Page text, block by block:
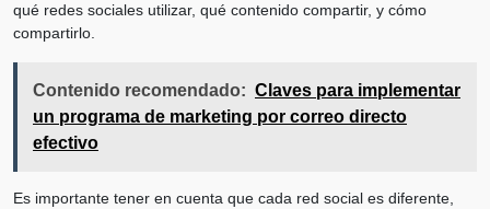
qué redes sociales utilizar, qué contenido compartir, y cómo
compartirlo.
Contenido recomendado: Claves para implementar
un programa de marketing por correo directo
efectivo
Es importante tener en cuenta que cada red social es diferente,